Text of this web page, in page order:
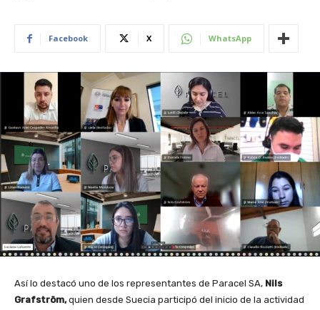
Facebook X WhatsApp
Así lo destacó uno de los representantes de Paracel SA, Nils
Grafström,quien desde Suecia participó del inicio de la actividad